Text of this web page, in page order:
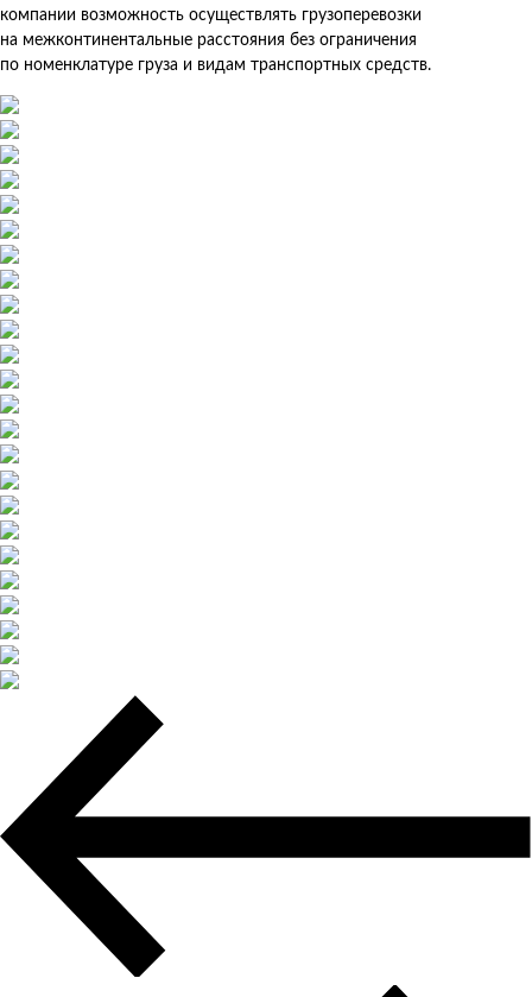
компании возможность осуществлять грузоперевозки
на межконтинентальные расстояния без ограничения
по номенклатуре груза и видам транспортных средств.